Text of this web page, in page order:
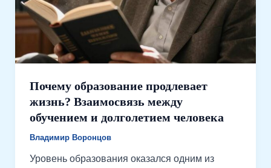
Почему образование продлевает
жизнь? Взаимосвязь между
обучением и долголетием человека
Владимир Воронцов
Уровень образования оказался одним из